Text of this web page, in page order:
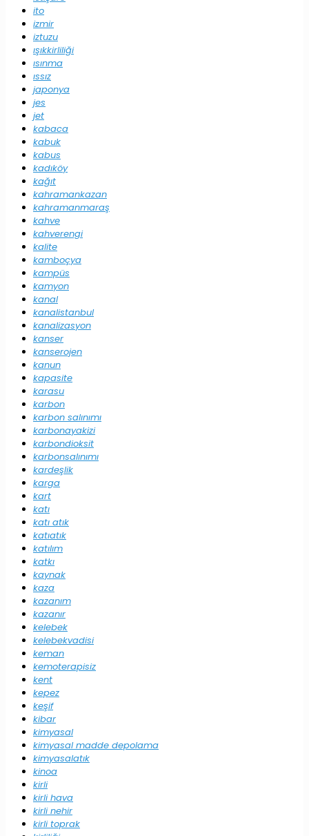
ito
izmir
iztuzu
ışıkkirliliği
ısınma
ıssız
japonya
jes
jet
kabaca
kabuk
kabus
kadıköy
kağıt
kahramankazan
kahramanmaraş
kahve
kahverengi
kalite
kamboçya
kampüs
kamyon
kanal
kanalistanbul
kanalizasyon
kanser
kanserojen
kanun
kapasite
karasu
karbon
karbon salınımı
karbonayakizi
karbondioksit
karbonsalınımı
kardeşlik
karga
kart
katı
katı atık
katıatık
katılım
katkı
kaynak
kaza
kazanım
kazanır
kelebek
kelebekvadisi
keman
kemoterapisiz
kent
kepez
keşif
kibar
kimyasal
kimyasal madde depolama
kimyasalatık
kinoa
kirli
kirli hava
kirli nehir
kirli toprak